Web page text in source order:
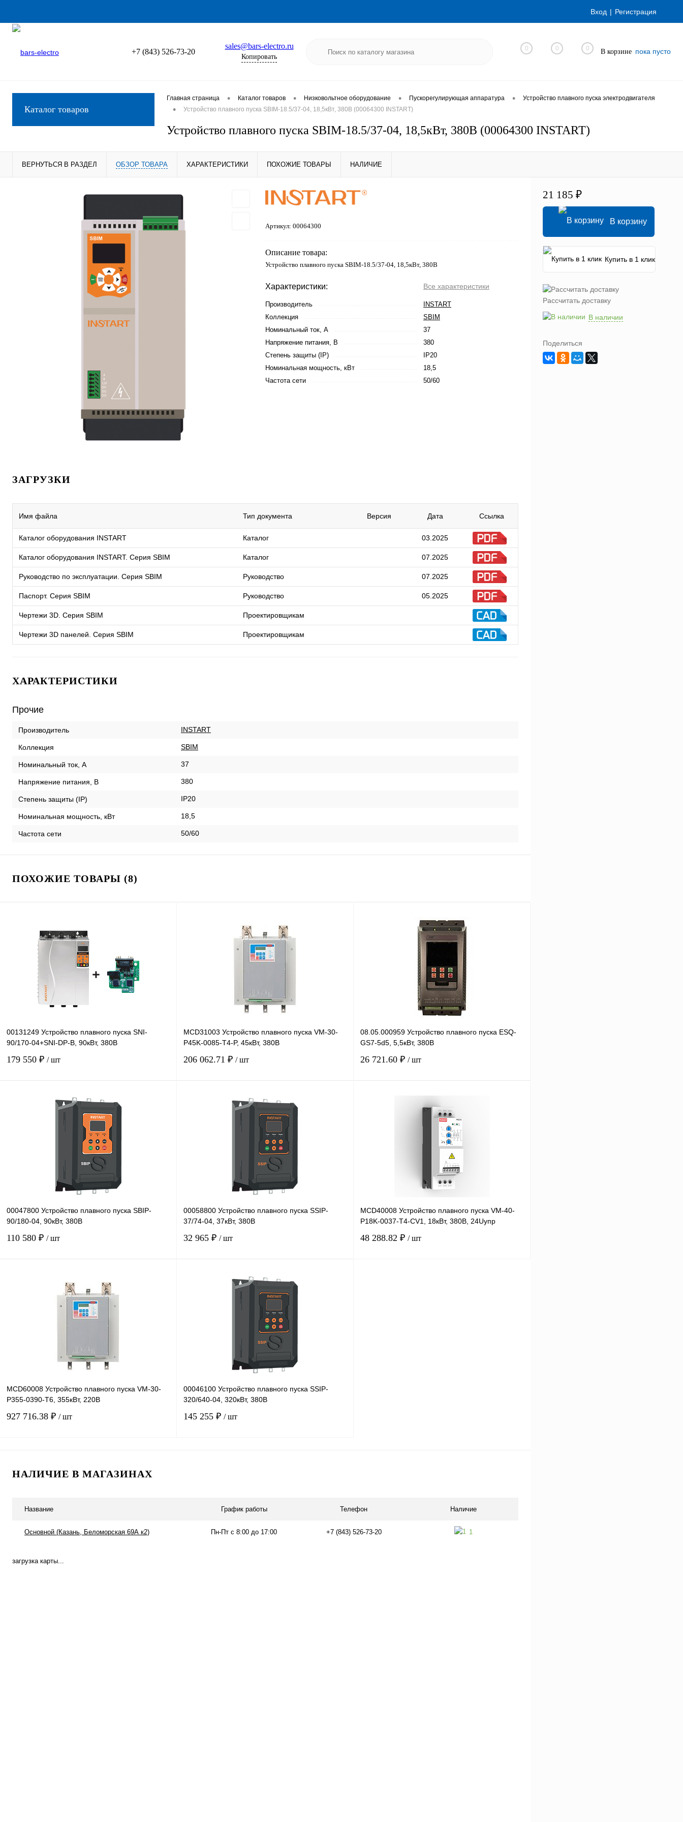
Вход Регистрация
+7 (843) 526-73-20
sales@bars-electro.ru
Копировать
0 0 0 В корзине пока пусто
Каталог товаров
Главная страница • Каталог товаров • Низковольтное оборудование • Пускорегулирующая аппаратура • Устройство плавного пуска электродвигателя
• Устройство плавного пуска SBIM-18.5/37-04, 18,5кВт, 380В (00064300 INSTART)
Устройство плавного пуска SBIM-18.5/37-04, 18,5кВт, 380В (00064300 INSTART)
ВЕРНУТЬСЯ В РАЗДЕЛ ОБЗОР ТОВАРА ХАРАКТЕРИСТИКИ ПОХОЖИЕ ТОВАРЫ НАЛИЧИЕ
Артикул: 00064300
Описание товара:
Устройство плавного пуска SBIM-18.5/37-04, 18,5кВт, 380В
Характеристики: Все характеристики
Производитель
INSTART
Коллекция
SBIM
Номинальный ток, А
37
Напряжение питания, В
380
Степень защиты (IP)
IP20
Номинальная мощность, кВт
18,5
Частота сети
50/60
ЗАГРУЗКИ
Имя файла Тип документа Версия Дата Ссылка
Каталог оборудования INSTART Каталог 03.2025
Каталог оборудования INSTART. Серия SBIM Каталог 07.2025
Руководство по эксплуатации. Серия SBIM Руководство 07.2025
Паспорт. Серия SBIM Руководство 05.2025
Чертежи 3D. Серия SBIM Проектировщикам
Чертежи 3D панелей. Серия SBIM Проектировщикам
ХАРАКТЕРИСТИКИ
Прочие
Производитель INSTART
Коллекция SBIM
Номинальный ток, А 37
Напряжение питания, В 380
Степень защиты (IP) IP20
Номинальная мощность, кВт 18,5
Частота сети 50/60
ПОХОЖИЕ ТОВАРЫ (8)
00131249 Устройство плавного пуска SNI-
90/170-04+SNI-DP-B, 90кВт, 380В
179 550 ₽ / шт
В корзину
Сравнение
Под заказ
MCD31003 Устройство плавного пуска VM-30-
P45K-0085-T4-P, 45кВт, 380В
206 062.71 ₽ / шт
В корзину
Сравнение
Под заказ
08.05.000959 Устройство плавного пуска ESQ-
GS7-5d5, 5,5кВт, 380В
26 721.60 ₽ / шт
Сравнение
Под заказ
00047800 Устройство плавного пуска SBIP-
90/180-04, 90кВт, 380В
110 580 ₽ / шт
Купить в 1 клик Сравнение
Под заказ
00058800 Устройство плавного пуска SSIP-
37/74-04, 37кВт, 380В
32 965 ₽ / шт
В корзину
Сравнение
Под заказ
MCD40008 Устройство плавного пуска VM-40-
P18K-0037-T4-CV1, 18кВт, 380В, 24Uупр
48 288.82 ₽ / шт
MCD60008 Устройство плавного пуска VM-30-
P355-0390-T6, 355кВт, 220В
927 716.38 ₽ / шт
00046100 Устройство плавного пуска SSIP-
320/640-04, 320кВт, 380В
145 255 ₽ / шт
НАЛИЧИЕ В МАГАЗИНАХ
Название График работы Телефон Наличие
Основной (Казань, Беломорская 69А к2) Пн-Пт с 8:00 до 17:00 +7 (843) 526-73-20 1
загрузка карты...
21 185 ₽
В корзину
Купить в 1 клик
Рассчитать доставку
В наличии
Поделиться